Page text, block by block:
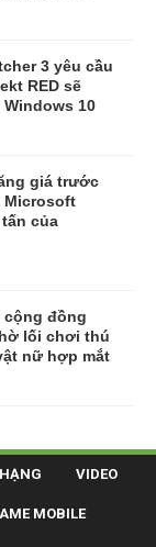
3 yêu cầu
RED sẽ
10
giá trước
Microsoft
của
cộng đồng
lối chơi thú
nữ hợp mắt
VIDEO
MOBILE